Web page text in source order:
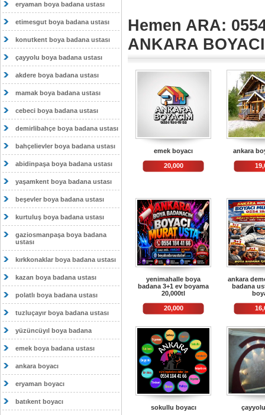
eryaman boya badana ustası
etimesgut boya badana ustası
konutkent boya badana ustası
çayyolu boya badana ustası
akdere boya badana ustası
mamak boya badana ustası
cebeci boya badana ustası
demirlibahçe boya badana ustası
bahçelievler boya badana ustası
abidinpaşa boya badana ustası
yaşamkent boya badana ustası
beşevler boya badana ustası
kurtuluş boya badana ustası
gaziosmanpaşa boya badana
ustası
kırkkonaklar boya badana ustası
kazan boya badana ustası
polatlı boya badana ustası
tuzluçayır boya badana ustası
yüzüncüyıl boya badana
emek boya badana ustası
ankara boyacı
eryaman boyacı
batıkent boyacı
Hemen ARA:
ANKARA
emek boyacı
20,000
ankara
yenimahalle boya
badana 3+1 ev boyama
20,000tl
20,000
ankara
badana
sokullu boyacı